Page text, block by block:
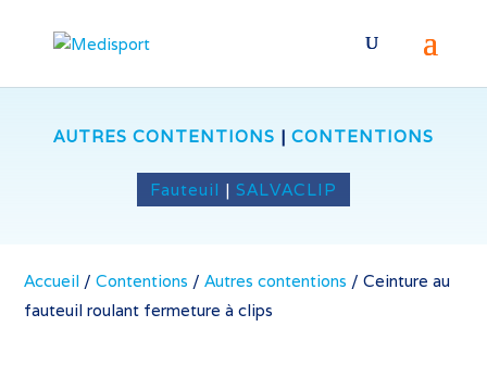
AUTRES CONTENTIONS | CONTENTIONS
Fauteuil | SALVACLIP
Accueil /Contentions /Autres contentions /Ceinture au
fauteuil roulant fermeture à clips